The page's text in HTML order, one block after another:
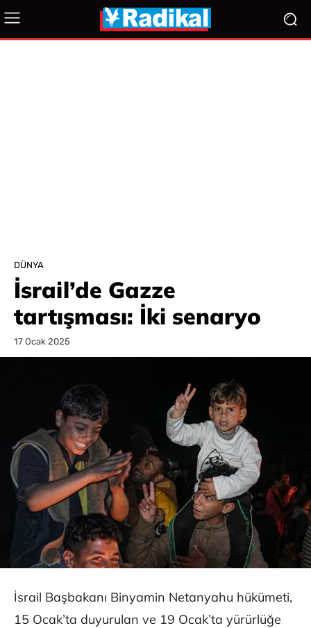
DÜNYA
İsrail’de Gazze
tartışması: İki senaryo
17 Ocak 2025
İsrail Başbakanı Binyamin Netanyahu hükümeti,
15 Ocak’ta duyurulan ve 19 Ocak’ta yürürlüğe